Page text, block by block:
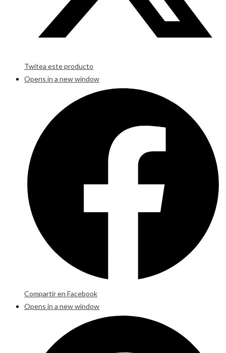
Twitea este producto
Opens in a new window
Compartir en Facebook
Opens in a new window